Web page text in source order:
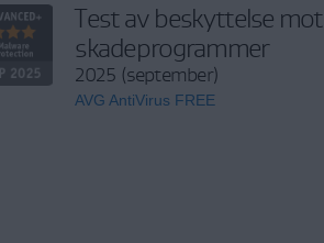
Test av beskyttelse mot
skadeprogrammer
2025 (september)
AVG AntiVirus FREE